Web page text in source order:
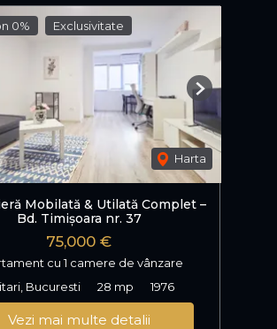
0% Exclusivitate
Harta
Next
Mobilată & Utilată Complet –
Bd. Timișoara nr. 37
75,000 €
cu 1 camere de vânzare
Bucuresti
28 mp 1976
Vezi mai multe detalii